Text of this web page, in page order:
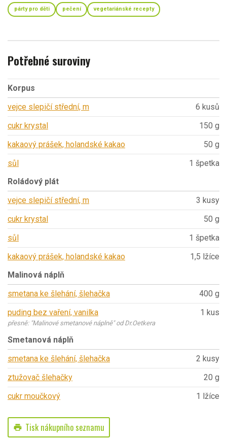
párty pro děti pečení vegetariánské recepty
Potřebné suroviny
Korpus
vejce slepičí střední, m
6 kusů
cukr krystal
150 g
kakaový prášek, holandské kakao
50 g
sůl
1 špetka
Roládový plát
vejce slepičí střední, m
3 kusy
cukr krystal
50 g
sůl
1 špetka
kakaový prášek, holandské kakao
1,5 lžíce
Malinová náplň
smetana ke šlehání, šlehačka
400 g
puding bez vaření, vanilka
přesně: "Malinové smetanové náplně" od Dr.Oetkera
1 kus
Smetanová náplň
smetana ke šlehání, šlehačka
2 kusy
ztužovač šlehačky
20 g
cukr moučkový
1 lžíce
print Tisk nákupního seznamu